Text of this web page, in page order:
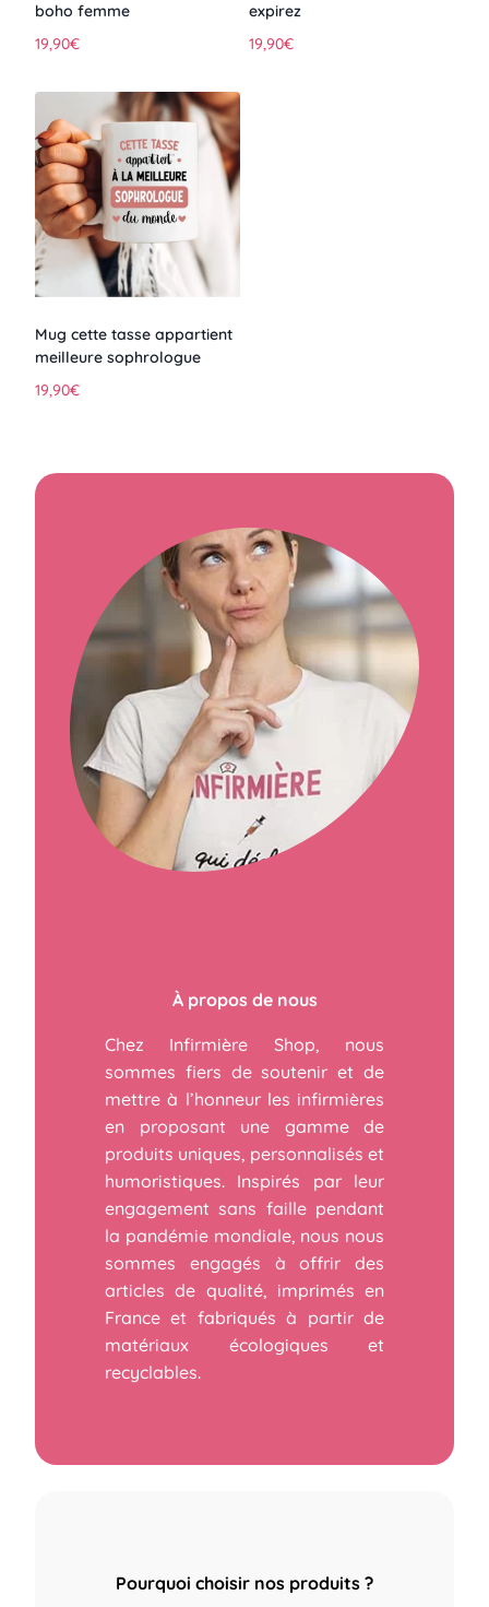
boho femme
19,90€
expirez
19,90€
Mug cette tasse appartient
meilleure sophrologue
19,90€
À propos de nous
Chez Infirmière Shop, nous
sommes fiers de soutenir et de
mettre à l’honneur les infirmières
en proposant une gamme de
produits uniques, personnalisés et
humoristiques. Inspirés par leur
engagement sans faille pendant
la pandémie mondiale, nous nous
sommes engagés à offrir des
articles de qualité, imprimés en
France et fabriqués à partir de
matériaux écologiques et
recyclables.
Pourquoi choisir nos produits ?